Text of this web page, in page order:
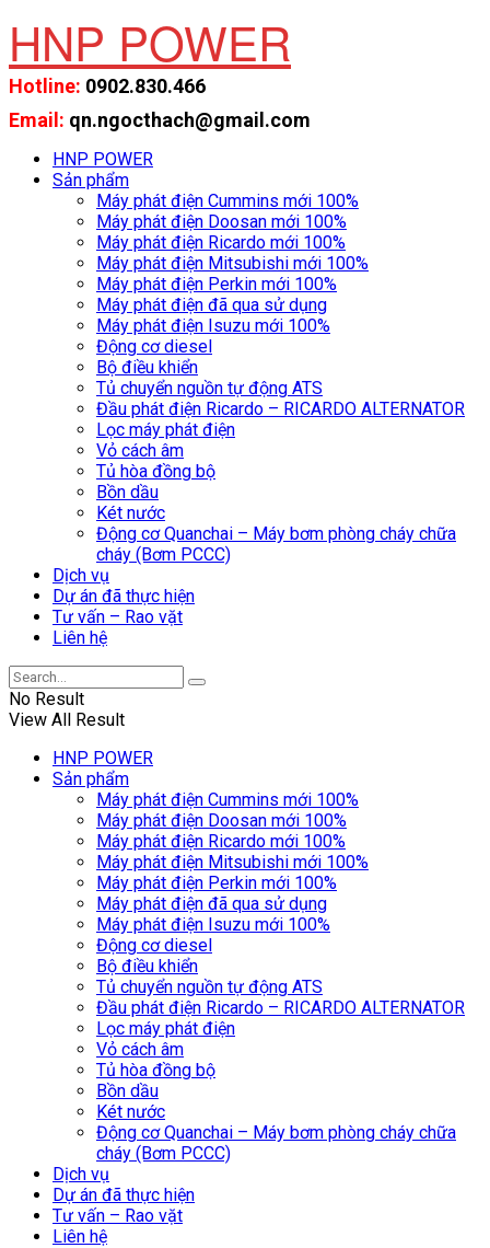
HNP POWER
Hotline: 0902.830.466
Email: qn.ngocthach@gmail.com
HNP POWER
Sản phẩm
Máy phát điện Cummins mới 100%
Máy phát điện Doosan mới 100%
Máy phát điện Ricardo mới 100%
Máy phát điện Mitsubishi mới 100%
Máy phát điện Perkin mới 100%
Máy phát điện đã qua sử dụng
Máy phát điện Isuzu mới 100%
Động cơ diesel
Bộ điều khiển
Tủ chuyển nguồn tự động ATS
Đầu phát điện Ricardo – RICARDO ALTERNATOR
Lọc máy phát điện
Vỏ cách âm
Tủ hòa đồng bộ
Bồn dầu
Két nước
Động cơ Quanchai – Máy bơm phòng cháy chữa
cháy (Bơm PCCC)
Dịch vụ
Dự án đã thực hiện
Tư vấn – Rao vặt
Liên hệ
No Result
View All Result
HNP POWER
Sản phẩm
Máy phát điện Cummins mới 100%
Máy phát điện Doosan mới 100%
Máy phát điện Ricardo mới 100%
Máy phát điện Mitsubishi mới 100%
Máy phát điện Perkin mới 100%
Máy phát điện đã qua sử dụng
Máy phát điện Isuzu mới 100%
Động cơ diesel
Bộ điều khiển
Tủ chuyển nguồn tự động ATS
Đầu phát điện Ricardo – RICARDO ALTERNATOR
Lọc máy phát điện
Vỏ cách âm
Tủ hòa đồng bộ
Bồn dầu
Két nước
Động cơ Quanchai – Máy bơm phòng cháy chữa
cháy (Bơm PCCC)
Dịch vụ
Dự án đã thực hiện
Tư vấn – Rao vặt
Liên hệ